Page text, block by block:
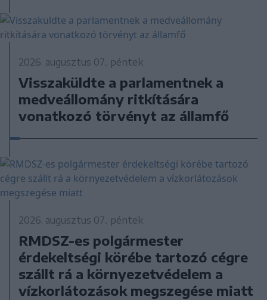
2026. augusztus 07., péntek
Visszaküldte a parlamentnek a
medveállomány ritkítására
vonatkozó törvényt az államfő
2026. augusztus 07., péntek
RMDSZ-es polgármester
érdekeltségi körébe tartozó cégre
szállt rá a környezetvédelem a
vízkorlátozások megszegése miatt